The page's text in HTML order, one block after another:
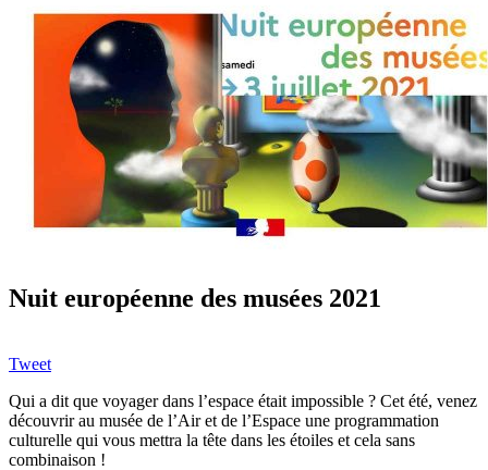
Nuit européenne des musées 2021
Tweet
Qui a dit que voyager dans l’espace était impossible ? Cet été, venez
découvrir au musée de l’Air et de l’Espace une programmation
culturelle qui vous mettra la tête dans les étoiles et cela sans
combinaison !